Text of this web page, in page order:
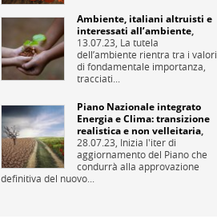
Ambiente, italiani altruisti e
interessati all’ambiente,
13.07.23, La tutela
dell’ambiente rientra tra i valori
di fondamentale importanza,
tracciati...
Piano Nazionale integrato
Energia e Clima: transizione
realistica e non velleitaria,
28.07.23, Inizia l'iter di
aggiornamento del Piano che
condurrà alla approvazione
definitiva del nuovo...